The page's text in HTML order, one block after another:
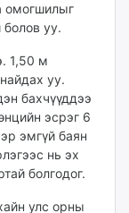
омогшилыг
болов уу.
1,50 м
уу.
бахчүүддээ
эсрэг 6
эмгүй баян
нь эх
болгодог.
улс орны